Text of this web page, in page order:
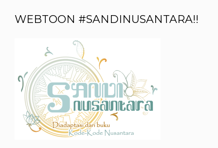
WEBTOON #SANDINUSANTARA!!